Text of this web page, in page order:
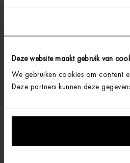
Deze website maakt gebruik van
We gebruiken cookies om content
Deze partners kunnen deze